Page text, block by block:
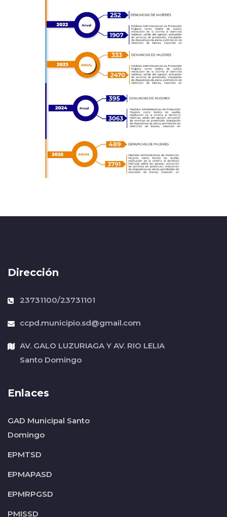
Dirección
23731100/23731101
ccpd.municipio.sd@gmail.com
AV. GALO LUZURIAGA Y AV. RIO LELIA
Santo Domingo
Enlaces
GAD Municipal Santo
Domingo
EPMTSD
EPMAPASD
EPMRPGSD
PMISSD